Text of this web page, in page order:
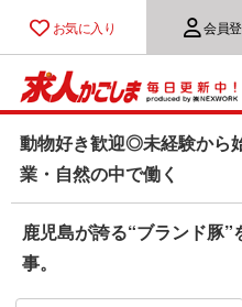
お気に入り 会員
動物好き歓迎◎未経験から
業・自然の中で働く
鹿児島が誇る“ブランド豚
事。